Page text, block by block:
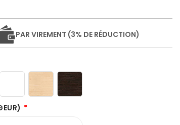
PAR VIREMENT (3% DE RÉDUCTION)